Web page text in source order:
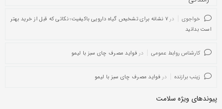
خواجوی در
۷ نشانه برای تشخیص گیاه دارویی باکیفیت؛ نکاتی که قبل از خرید بهتر
است بدانید
کارشناس روابط عمومی در فواید مصرف چای سبز با لیمو
زینب برازنده در فواید مصرف چای سبز با لیمو
پیوندهای ویژه سلامت